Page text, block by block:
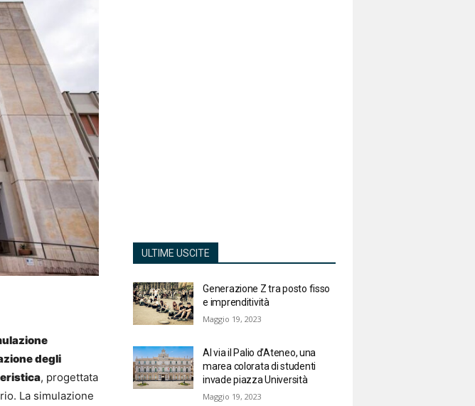
degli
, progettata
La simulazione
ULTIME USCITE
Generazione Z tra posto fisso
e imprenditività
Maggio 19, 2023
Al via il Palio d’Ateneo, una
marea colorata di studenti
invade piazza Università
Maggio 19, 2023